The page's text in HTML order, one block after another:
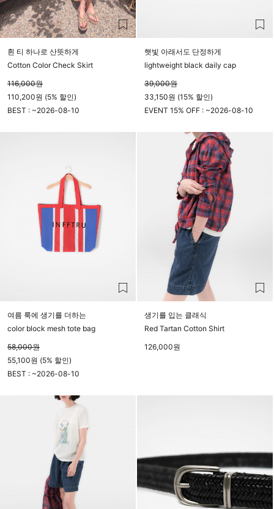
흰 티 하나로 산뜻하게
Cotton Color Check Skirt
116,000원
110,200원 (5% 할인)
BEST : ~2026-08-10
햇빛 아래서도 단정하게
lightweight black daily cap
39,000원
33,150원 (15% 할인)
EVENT 15% OFF : ~2026-08-10
여름 룩에 생기를 더하는
color block mesh tote bag
58,000원
55,100원 (5% 할인)
BEST : ~2026-08-10
생기를 입는 클래식
Red Tartan Cotton Shirt
126,000원